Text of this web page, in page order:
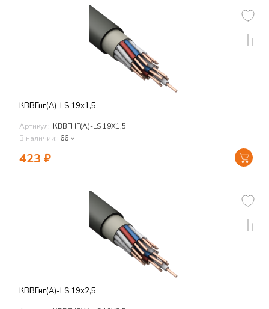
КВВГнг(А)-LS 19х1,5
Артикул: КВВГНГ(А)-LS 19Х1,5
В наличии: 66 м
423 ₽
КВВГнг(А)-LS 19х2,5